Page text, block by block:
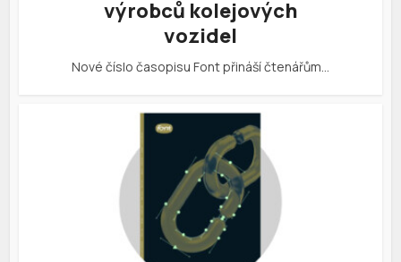
výrobců kolejových
vozidel
Nové číslo časopisu Font přináší čtenářům…